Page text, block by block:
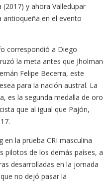
y ahora Valledupar
antioqueña en el evento
correspondió a Diego
la meta antes que Jholman
Felipe Becerra, este
para la nación austral. La
es la segunda medalla de oro
que al igual que Pajón,
en la prueba CRI masculina
pilotos de los demás países, a
desarrolladas en la jornada
no dejó pasar la